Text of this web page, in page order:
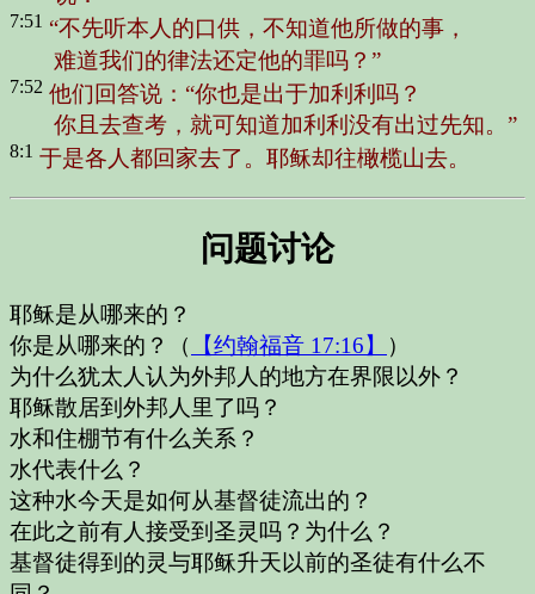
7:51 “不先听本人的口供，不知道他所做的事，
难道我们的律法还定他的罪吗？”
7:52 他们回答说： “你也是出于加利利吗？
你且去查考，就可知道加利利没有出过先知。”
8:1 于是各人都回家去了。耶稣却往橄榄山去。
问题讨论
耶稣是从哪来的？
你是从哪来的？（
【约翰福音 17:16】
）
为什么犹太人认为外邦人的地方在界限以外？
耶稣散居到外邦人里了吗？
水和住棚节有什么关系？
水代表什么？
这种水今天是如何从基督徒流出的？
在此之前有人接受到圣灵吗？为什么？
基督徒得到的灵与耶稣升天以前的圣徒有什么不